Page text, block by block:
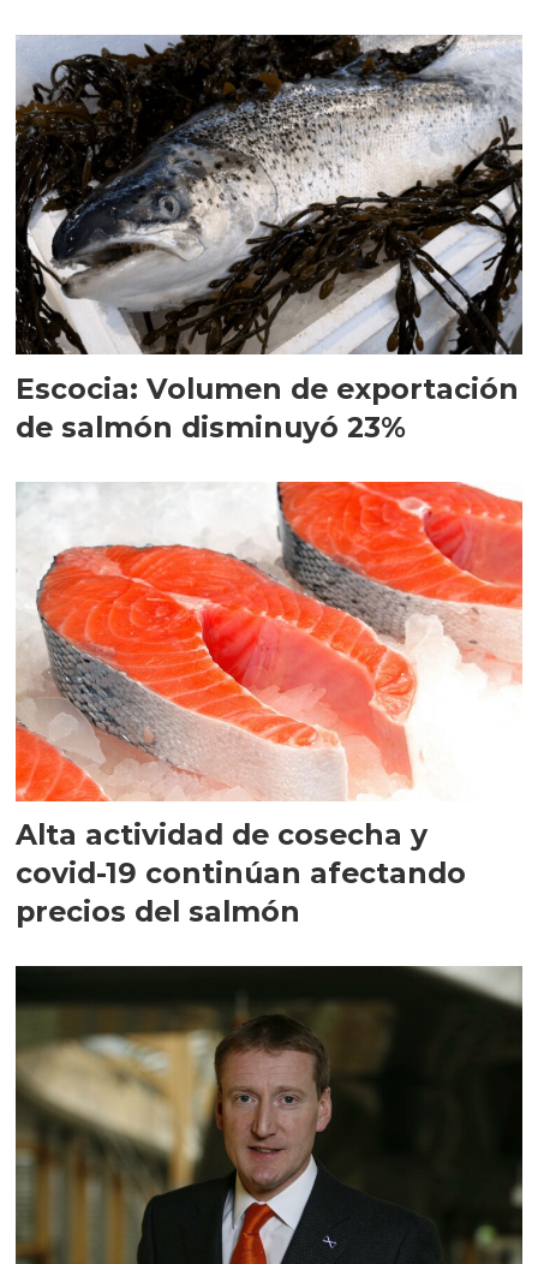
Escocia: Volumen de exportación
de salmón disminuyó 23%
Alta actividad de cosecha y
covid-19 continúan afectando
precios del salmón